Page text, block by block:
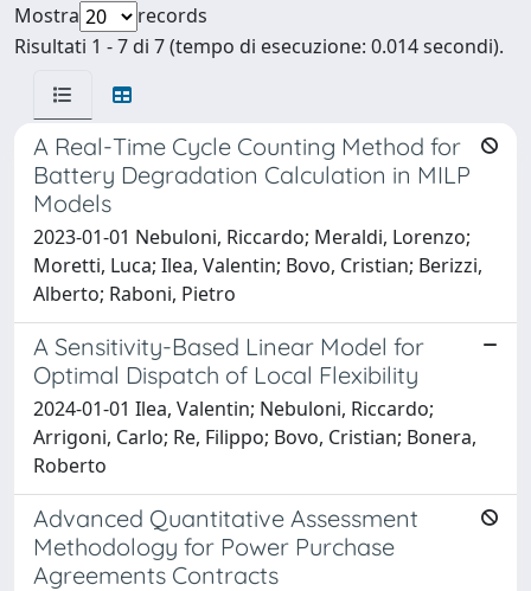
Mostra
records
Risultati 1 - 7 di 7 (tempo di esecuzione: 0.014 secondi).
A Real-Time Cycle Counting Method for
Battery Degradation Calculation in MILP
Models
2023-01-01 Nebuloni, Riccardo; Meraldi, Lorenzo;
Moretti, Luca; Ilea, Valentin; Bovo, Cristian; Berizzi,
Alberto; Raboni, Pietro
A Sensitivity-Based Linear Model for
Optimal Dispatch of Local Flexibility
2024-01-01 Ilea, Valentin; Nebuloni, Riccardo;
Arrigoni, Carlo; Re, Filippo; Bovo, Cristian; Bonera,
Roberto
Advanced Quantitative Assessment
Methodology for Power Purchase
Agreements Contracts